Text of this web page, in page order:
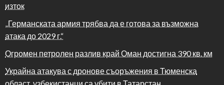
изток
„Германската армия трябва да е готова за възможна
атака до 2029 г.“
Огромен петролен разлив край Оман достигна 390 кв. км
Украйна атакува с дронове съоръжения в Тюменска